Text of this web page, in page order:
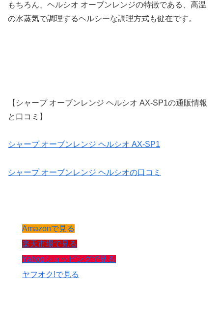
もちろん、ヘルシオ オーブンレンジの特徴である、高温
の水蒸気で調理するヘルシーな調理方式も健在です。
【シャープ オーブンレンジ ヘルシオ AX-SP1の通販情報
と口コミ】
シャープ オーブンレンジ ヘルシオ AX-SP1
シャープ オーブンレンジ ヘルシオの口コミ
Amazonで見る
楽天市場で見る
Yahooショッピングで見る
ヤフオク!で見る